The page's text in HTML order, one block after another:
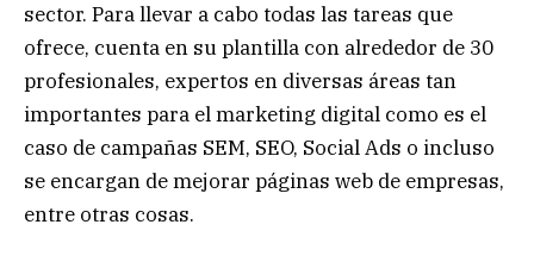
sector. Para llevar a cabo todas las tareas que
ofrece, cuenta en su plantilla con alrededor de 30
profesionales, expertos en diversas áreas tan
importantes para el marketing digital como es el
caso de campañas SEM, SEO, Social Ads o incluso
se encargan de mejorar páginas web de empresas,
entre otras cosas.